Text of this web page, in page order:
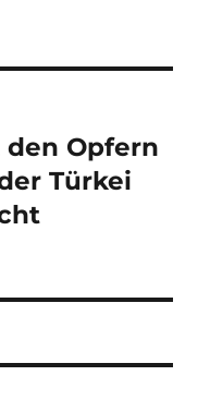
Opfern
Türkei